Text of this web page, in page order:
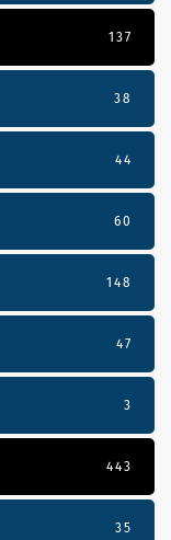
137
38
44
60
148
47
3
443
35